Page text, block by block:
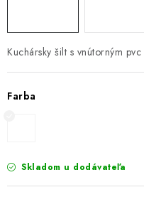
Kuchársky šilt s vnútorným pvc
Farba
Skladom u dodávateľa